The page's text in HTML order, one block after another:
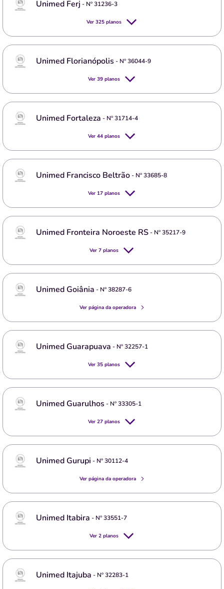
Unimed Ferj - Nº31236-3
Ver 325 planos
Unimed Florianópolis - Nº36044-9
Ver 39 planos
Unimed Fortaleza - Nº31714-4
Ver 44 planos
Unimed Francisco Beltrão- Nº33685-8
Ver 17 planos
Unimed Fronteira Noroeste RS- Nº35217-9
Ver 7 planos
Unimed Goiânia - Nº38287-6
Ver página da operadora
Unimed Guarapuava - Nº32257-1
Ver 35 planos
Unimed Guarulhos - Nº33305-1
Ver 27 planos
Unimed Gurupi - Nº30112-4
Ver página da operadora
Unimed Itabira - Nº33551-7
Ver 2 planos
Unimed Itajuba - Nº32283-1